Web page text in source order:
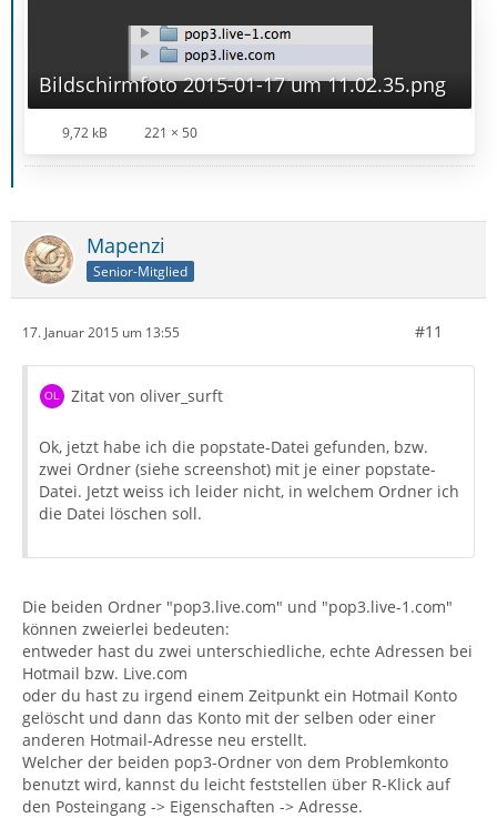
Bildschirmfoto 2015-01-17 um 11.02.35.png
9,72 kB 221 × 50
Mapenzi
Senior-Mitglied
17. Januar 2015 um 13:55 #11
Zitat von oliver_surft
Ok, jetzt habe ich die popstate-Datei gefunden, bzw.
zwei Ordner (siehe screenshot) mit je einer popstate-
Datei. Jetzt weiss ich leider nicht, in welchem Ordner ich
die Datei löschen soll.
Die beiden Ordner "pop3.live.com" und "pop3.live-1.com"
können zweierlei bedeuten:
entweder hast du zwei unterschiedliche, echte Adressen bei
Hotmail bzw. Live.com
oder du hast zu irgend einem Zeitpunkt ein Hotmail Konto
gelöscht und dann das Konto mit der selben oder einer
anderen Hotmail-Adresse neu erstellt.
Welcher der beiden pop3-Ordner von dem Problemkonto
benutzt wird, kannst du leicht feststellen über R-Klick auf
den Posteingang -> Eigenschaften -> Adresse.